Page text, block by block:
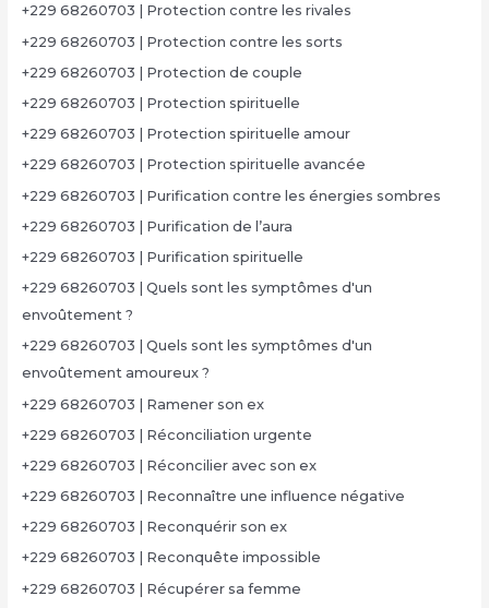
+229 68260703 | Protection contre les rivales
+229 68260703 | Protection contre les sorts
+229 68260703 | Protection de couple
+229 68260703 | Protection spirituelle
+229 68260703 | Protection spirituelle amour
+229 68260703 | Protection spirituelle avancée
+229 68260703 | Purification contre les énergies sombres
+229 68260703 | Purification de l’aura
+229 68260703 | Purification spirituelle
+229 68260703 | Quels sont les symptômes d'un
envoûtement ?
+229 68260703 | Quels sont les symptômes d'un
envoûtement amoureux ?
+229 68260703 | Ramener son ex
+229 68260703 | Réconciliation urgente
+229 68260703 | Réconcilier avec son ex
+229 68260703 | Reconnaître une influence négative
+229 68260703 | Reconquérir son ex
+229 68260703 | Reconquête impossible
+229 68260703 | Récupérer sa femme